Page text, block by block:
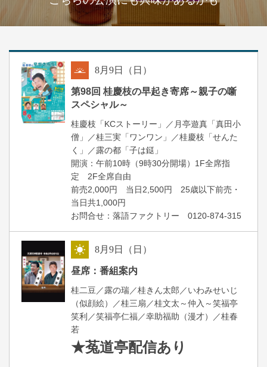
8月9日（日）
第98回 桂慶枝の早起き寄席～親子の噺
スペシャル～
桂慶枝「KCストーリー」／月亭遊真「真田小
僧」／桂三実「ワンワン」／桂慶枝「せんた
く」／露の都「子は鎹」
開演：午前10時（9時30分開場）1F全席指
定 2F全席自由
前売2,000円 当日2,500円 25歳以下前売・
当日共1,000円
お問合せ：落語ファクトリー 0120-874-315
8月9日（日）
昼席：番組案内
桂二豆／露の瑞／桂きん太郎／いわみせいじ
（似顔絵）／桂三扇／桂文太～仲入～笑福亭
笑利／笑福亭仁福／幸助福助（漫才）／桂春
若
★菟道亭配信あり